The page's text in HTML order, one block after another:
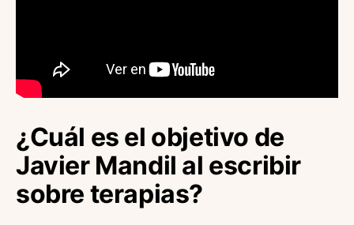
¿Cuál es el objetivo de
Javier Mandil al escribir
sobre terapias?